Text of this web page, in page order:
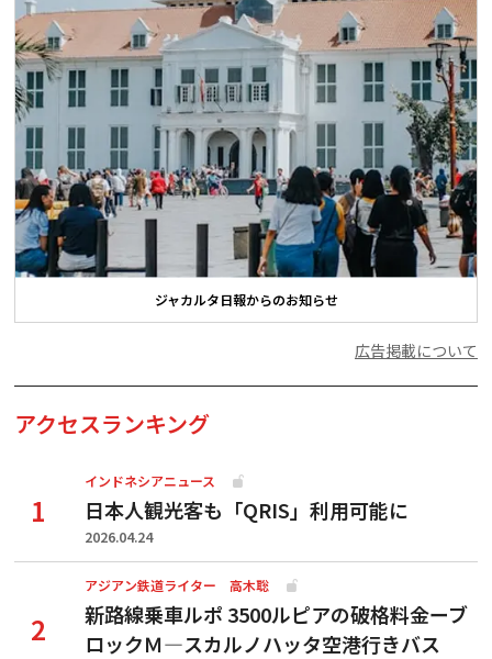
ジャカルタ日報からのお知らせ
広告掲載について
アクセスランキング
インドネシアニュース
日本人観光客も「QRIS」利用可能に
2026.04.24
アジアン鉄道ライター 高木聡
新路線乗車ルポ 3500ルピアの破格料金ーブ
ロックＭ―スカルノハッタ空港行きバス